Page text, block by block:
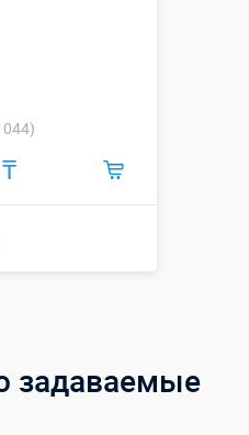
1 клик
задаваемые